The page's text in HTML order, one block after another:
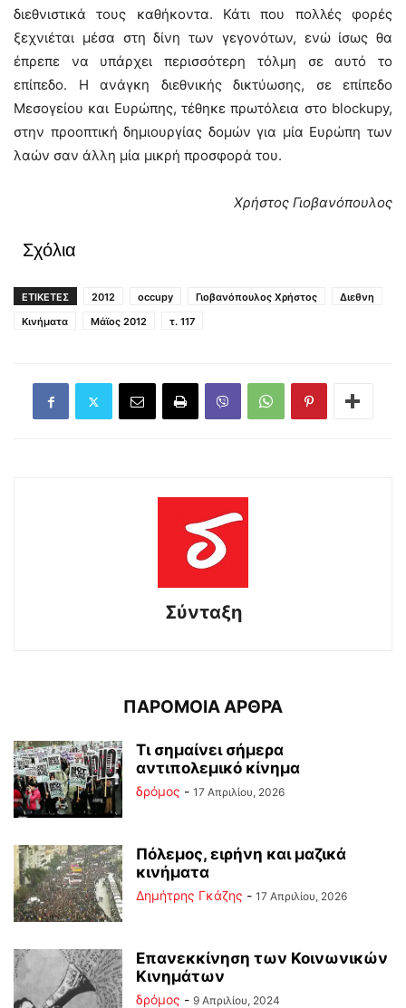
διεθνιστικά τους καθήκοντα. Κάτι που πολλές φορές
ξεχνιέται μέσα στη δίνη των γεγονότων, ενώ ίσως θα
έπρεπε να υπάρχει περισσότερη τόλμη σε αυτό το
επίπεδο. Η ανάγκη διεθνικής δικτύωσης, σε επίπεδο
Μεσογείου και Ευρώπης, τέθηκε πρωτόλεια στο blockupy,
στην προοπτική δημιουργίας δομών για μία Ευρώπη των
λαών σαν άλλη μία μικρή προσφορά του.
Χρήστος Γιοβανόπουλος
Σχόλια
ΕΤΙΚΕΤΕΣ 2012 occupy Γιοβανόπουλος Χρήστος
Διεθνη
Κινήματα
Μάϊος 2012 τ. 117
Σύνταξη
ΠΑΡΟΜΟΙΑ ΑΡΘΡΑ
Τι σημαίνει σήμερα
αντιπολεμικό κίνημα
δρόμος - 17 Απριλίου, 2026
Πόλεμος, ειρήνη και μαζικά
κινήματα
Δημήτρης Γκάζης - 17 Απριλίου, 2026
Επανεκκίνηση των Κοινωνικών
Κινημάτων
δρόμος - 9 Απριλίου, 2024